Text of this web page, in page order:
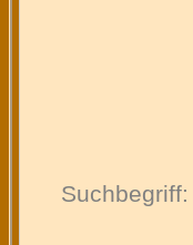
Suchbegriff: